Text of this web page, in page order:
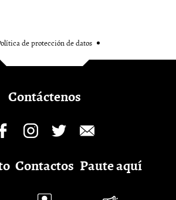
de protección de datos
Contáctenos
Contactos Paute aquí